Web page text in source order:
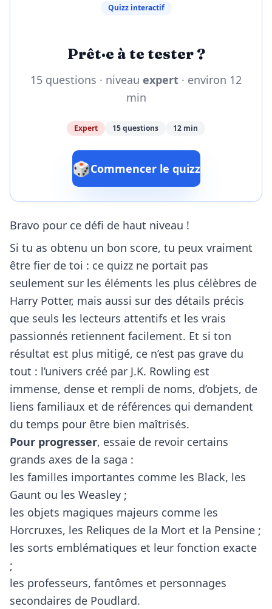
Quizz interactif
Prêt·e à te tester ?
15 questions · niveau expert · environ 12
min
Expert 15 questions 12 min
🎲Commencer le quizz
Bravo pour ce défi de haut niveau !
Si tu as obtenu un bon score, tu peux vraiment
être fier de toi : ce quizz ne portait pas
seulement sur les éléments les plus célèbres de
Harry Potter, mais aussi sur des détails précis
que seuls les lecteurs attentifs et les vrais
passionnés retiennent facilement. Et si ton
résultat est plus mitigé, ce n’est pas grave du
tout : l’univers créé par J.K. Rowling est
immense, dense et rempli de noms, d’objets, de
liens familiaux et de références qui demandent
du temps pour être bien maîtrisés.
Pour progresser, essaie de revoir certains
grands axes de la saga :
les familles importantes comme les Black, les
Gaunt ou les Weasley ;
les objets magiques majeurs comme les
Horcruxes, les Reliques de la Mort et la Pensine ;
les sorts emblématiques et leur fonction exacte
;
les professeurs, fantômes et personnages
secondaires de Poudlard.